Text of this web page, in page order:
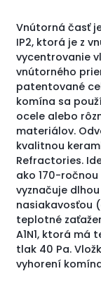
Vnútorná časť
IP2, ktorá je z
vycentrovanie
vnútorného
patentované
komína sa
ocele alebo
materiálov.
kvalitnou
Refractories.
ako 170-
vyznačuje
nasiakavosťou
teplotné
A1N1, ktorá má
tlak 40 Pa.
vyhorení